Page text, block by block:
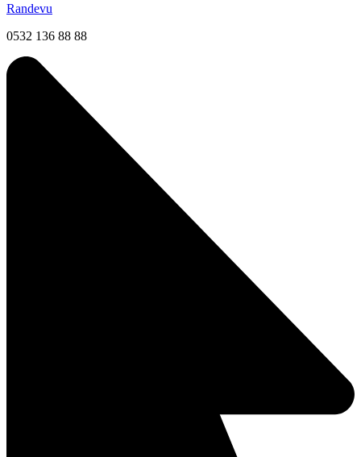
Randevu
0532 136 88 88